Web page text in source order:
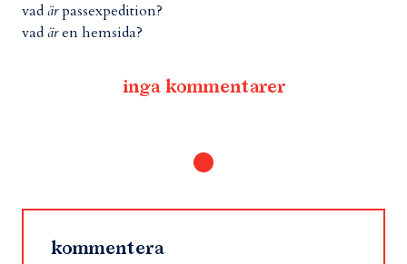
vadärpassexpedition?
vadären hemsida?
inga kommentarer
kommentera